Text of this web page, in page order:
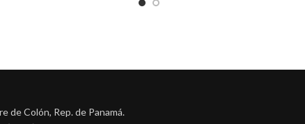
de Colón, Rep. de Panamá.